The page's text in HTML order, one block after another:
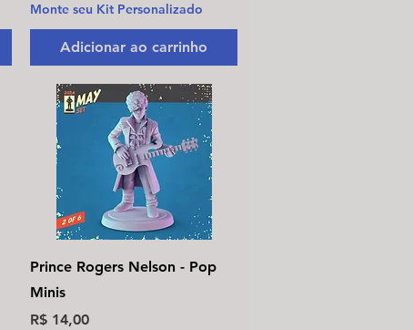
Monte seu Kit Personalizado
Adicionar ao carrinho
Visualização rápida
Prince Rogers Nelson - Pop
Minis
Preço
R$ 14,00